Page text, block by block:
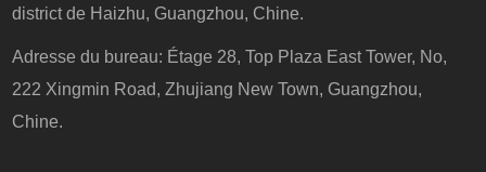
district de Haizhu, Guangzhou, Chine.
Adresse du bureau: Étage 28, Top Plaza East Tower, No,
222 Xingmin Road, Zhujiang New Town, Guangzhou,
Chine.